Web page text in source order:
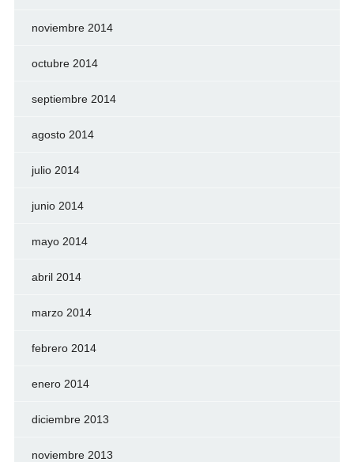
noviembre 2014
octubre 2014
septiembre 2014
agosto 2014
julio 2014
junio 2014
mayo 2014
abril 2014
marzo 2014
febrero 2014
enero 2014
diciembre 2013
noviembre 2013